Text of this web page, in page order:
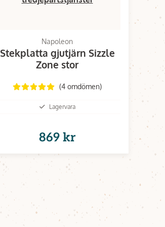
Napoleon
Stekplatta gjutjärn Sizzle
Zone stor
(4 omdömen)
Lagervara
869 kr